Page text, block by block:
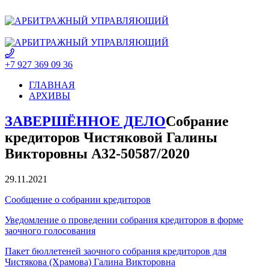
+7 927 369 09 36
ГЛАВНАЯ
АРХИВЫ
ЗАВЕРШЁННОЕ ДЕЛОСобрание
кредиторов Чистяковой Галины
Викторовны А32-50587/2020
29.11.2021
Сообщение о собрании кредиторов
Уведомление о проведении собрания кредиторов в форме
заочного голосования
Пакет бюллетеней заочного собрания кредиторов для
Чистякова (Храмова) Галина Викторовна